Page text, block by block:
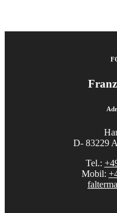
D- 83229
Tel.:
Mobil: